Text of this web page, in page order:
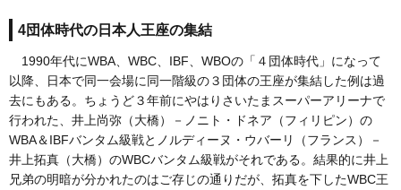
4団体時代の日本人王座の集結
1990年代にWBA、WBC、IBF、WBOの「４団体時代」になって
以降、日本で同一会場に同一階級の３団体の王座が集結した例は過
去にもある。ちょうど３年前にやはりさいたまスーパーアリーナで
行われた、井上尚弥（大橋）－ノニト・ドネア（フィリピン）の
WBA＆IBFバンタム級戦とノルディーヌ・ウバーリ（フランス）－
井上拓真（大橋）のWBCバンタム級戦がそれである。結果的に井上
兄弟の明暗が分かれたのはご存じの通りだが、拓真を下したWBC王